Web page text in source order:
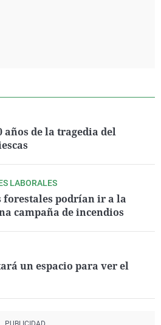
años de la tragedia del
LABORALES
forestales podrían ir a la
campaña de incendios
un espacio para ver el